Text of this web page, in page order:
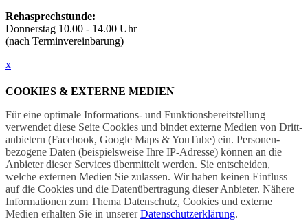
Rehasprechstunde:
Donnerstag 10.00 - 14.00 Uhr
(nach Terminvereinbarung)
x
COOKIES & EXTERNE MEDIEN
Für eine optimale Informations- und Funktions­bereitstellung
verwendet diese Seite Cookies und bindet externe Medien von Dritt­
anbietern (Facebook, Google Maps & YouTube) ein. Personen­
bezogene Daten (beispielsweise Ihre IP-Adresse) können an die
Anbieter dieser Services übermittelt werden. Sie entscheiden,
welche externen Medien Sie zulassen. Wir haben keinen Einfluss
auf die Cookies und die Daten­übertragung dieser Anbieter. Nähere
Informationen zum Thema Datenschutz, Cookies und externe
Medien erhalten Sie in unsererDatenschutzerklärung.